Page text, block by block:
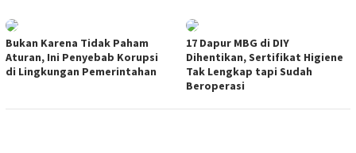
Bukan Karena Tidak Paham
Aturan, Ini Penyebab Korupsi
di Lingkungan Pemerintahan
17 Dapur MBG di DIY
Dihentikan, Sertifikat Higiene
Tak Lengkap tapi Sudah
Beroperasi